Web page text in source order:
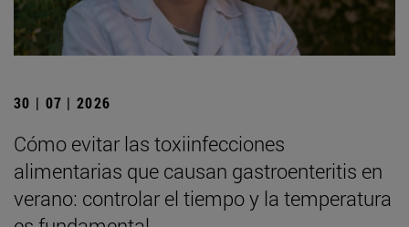
30 | 07 | 2026
Cómo evitar las toxiinfecciones
alimentarias que causan gastroenteritis en
verano: controlar el tiempo y la temperatura